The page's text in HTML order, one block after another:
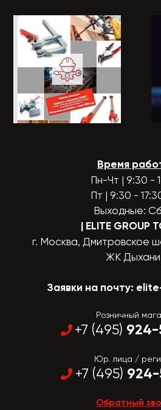
Время
Пн-Чт | 9:30 -
Пт | 9:30 -
Выходные:
| ELITE GROUP
г. Москва, Дмитровское
ЖК
Заявки на почту:
Розничный
+7 (495)
Юр. лица /
+7 (495)
Обратный